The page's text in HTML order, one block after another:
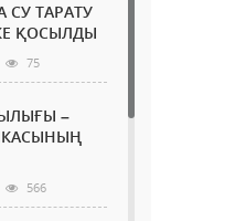
ТАРАТУ
ҚОСЫЛДЫ
75
–
566